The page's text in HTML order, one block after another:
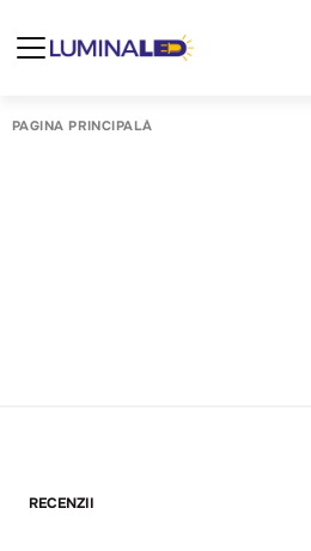
PAGINA PRINCIPALĂ
RECENZII